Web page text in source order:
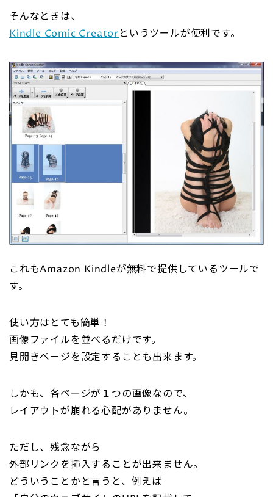
そんなときは、
Kindle Comic Creatorというツールが便利です。
これもAmazon Kindleが無料で提供しているツールで
す。
使い方はとても簡単！
画像ファイルを並べるだけです。
見開きページを設定することも出来ます。
しかも、各ページが１つの画像なので、
レイアウトが崩れる心配がありません。
ただし、残念ながら
外部リンクを挿入することが出来ません。
どういうことかと言うと、例えば